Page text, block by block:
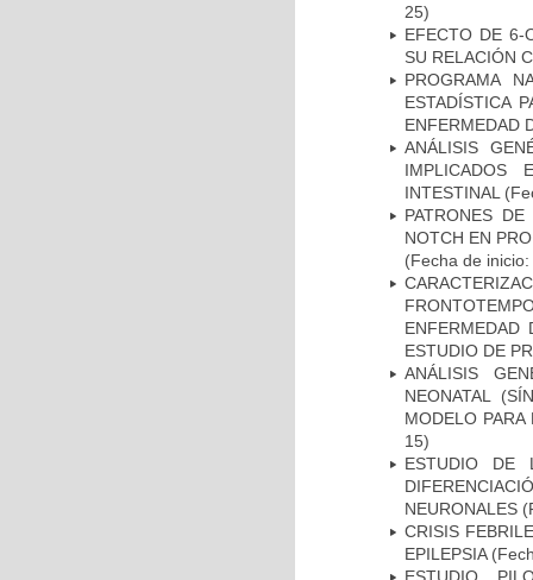
25)
EFECTO DE 6-
SU RELACIÓN
PROGRAMA
ESTADÍSTICA
ENFERMEDAD
ANÁLISIS
IMPLICADOS
INTESTINAL
PATRONES
NOTCH EN
(Fecha de
ENFERMEDAD
ESTUDIO DE
ANÁLISIS
NEONATAL
MODELO
15)
ESTUDIO DE
NEURONALES
CRISIS
EPILEPSIA